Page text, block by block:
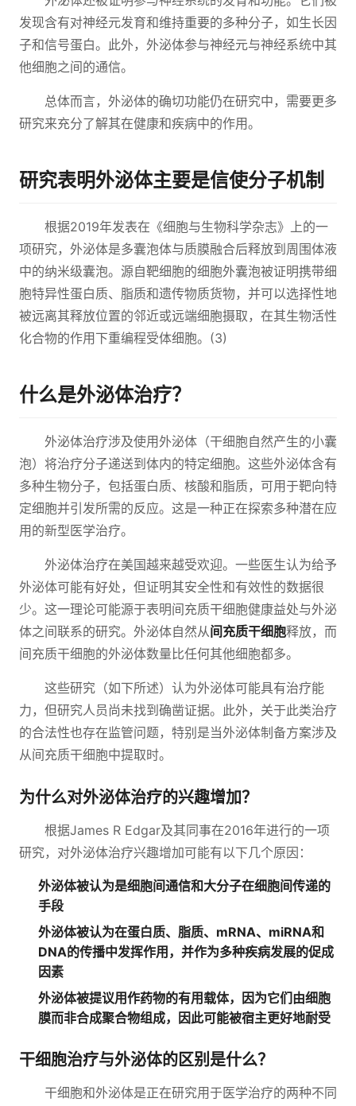
发现含有对神经元发育和维持重要的多种分子，如生长因
子和信号蛋白。此外，外泌体参与神经元与神经系统中其
他细胞之间的通信。
总体而言，外泌体的确切功能仍在研究中，需要更多
研究来充分了解其在健康和疾病中的作用。
研究表明外泌体主要是信使分子机制
根据2019年发表在《细胞与生物科学杂志》上的一
项研究，外泌体是多囊泡体与质膜融合后释放到周围体液
中的纳米级囊泡。源自靶细胞的细胞外囊泡被证明携带细
胞特异性蛋白质、脂质和遗传物质货物，并可以选择性地
被远离其释放位置的邻近或远端细胞摄取，在其生物活性
化合物的作用下重编程受体细胞。(3)
什么是外泌体治疗？
外泌体治疗涉及使用外泌体（干细胞自然产生的小囊
泡）将治疗分子递送到体内的特定细胞。这些外泌体含有
多种生物分子，包括蛋白质、核酸和脂质，可用于靶向特
定细胞并引发所需的反应。这是一种正在探索多种潜在应
用的新型医学治疗。
外泌体治疗在美国越来越受欢迎。一些医生认为给予
外泌体可能有好处，但证明其安全性和有效性的数据很
少。这一理论可能源于表明间充质干细胞健康益处与外泌
体之间联系的研究。外泌体自然从间充质干细胞释放，而
间充质干细胞的外泌体数量比任何其他细胞都多。
这些研究（如下所述）认为外泌体可能具有治疗能
力，但研究人员尚未找到确凿证据。此外，关于此类治疗
的合法性也存在监管问题，特别是当外泌体制备方案涉及
从间充质干细胞中提取时。
为什么对外泌体治疗的兴趣增加？
根据James R Edgar及其同事在2016年进行的一项
研究，对外泌体治疗兴趣增加可能有以下几个原因：
外泌体被认为是细胞间通信和大分子在细胞间传递的
手段
外泌体被认为在蛋白质、脂质、mRNA、miRNA和
DNA的传播中发挥作用，并作为多种疾病发展的促成
因素
外泌体被提议用作药物的有用载体，因为它们由细胞
膜而非合成聚合物组成，因此可能被宿主更好地耐受
干细胞治疗与外泌体的区别是什么？
干细胞和外泌体是正在研究用于医学治疗的两种不同